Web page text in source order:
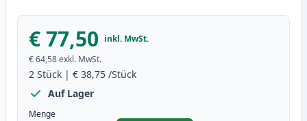
€ 77,50 inkl. MwSt.
€ 64,58exkl. MwSt.
2 Stück | € 38,75 /Stück
Auf Lager
Menge